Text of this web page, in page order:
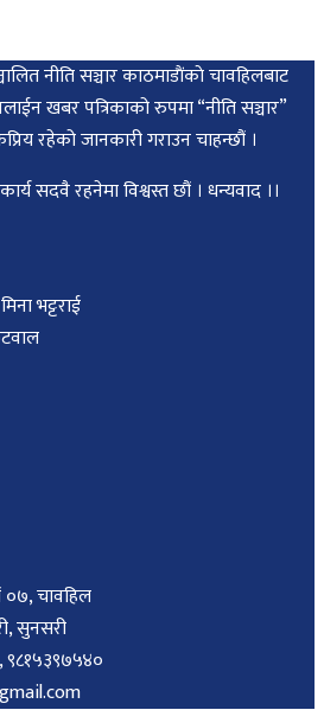
नीति सञ्चार काठमाडाैंकाे चावहिलबाट
खबर पत्रिकाको रुपमा “नीति सञ्चार”
रहेको जानकारी गराउन चाहन्छौं ।
सदवै रहनेमा विश्वस्त छौं । धन्यवाद ।।
भट्टराई
०७, चावहिल
सुनसरी
९८१५३९७५४०